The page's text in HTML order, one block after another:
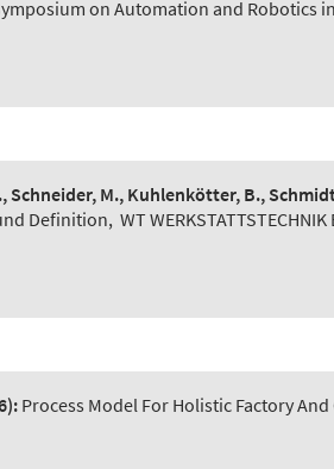
on Automation and Robotics
M., Kuhlenkötter, B.,
Definition, WT
Process Model For Holistic Factory